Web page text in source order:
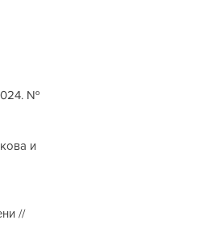
№
и
//